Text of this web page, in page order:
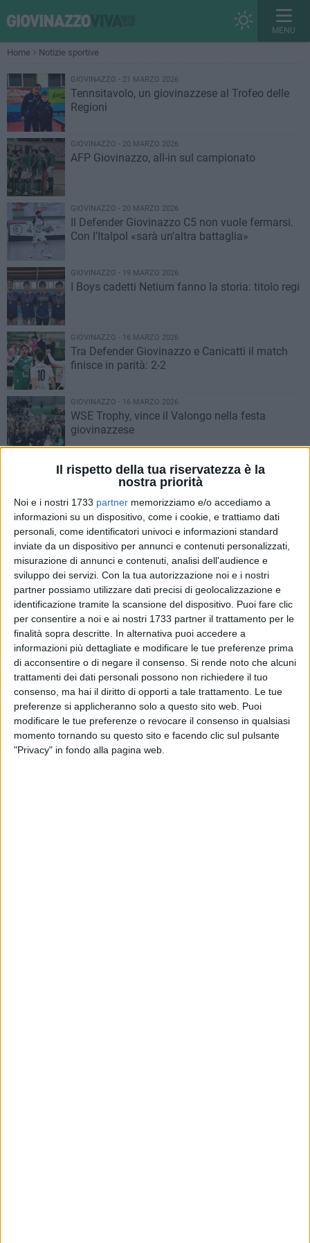
Il rispetto della tua riservatezza è la
nostra priorità
Noi e i nostri 1733 partner memorizziamo e/o accediamo a
informazioni su un dispositivo, come i cookie, e trattiamo dati
personali, come identificatori univoci e informazioni standard
inviate da un dispositivo per annunci e contenuti personalizzati,
misurazione di annunci e contenuti, analisi dell'audience e
sviluppo dei servizi. Con la tua autorizzazione noi e i nostri
partner possiamo utilizzare dati precisi di geolocalizzazione e
identificazione tramite la scansione del dispositivo. Puoi fare clic
per consentire a noi e ai nostri 1733 partner il trattamento per le
finalità sopra descritte. In alternativa puoi accedere a
informazioni più dettagliate e modificare le tue preferenze prima
di acconsentire o di negare il consenso. Si rende noto che alcuni
trattamenti dei dati personali possono non richiedere il tuo
consenso, ma hai il diritto di opporti a tale trattamento. Le tue
preferenze si applicheranno solo a questo sito web. Puoi
modificare le tue preferenze o revocare il consenso in qualsiasi
momento tornando su questo sito e facendo clic sul pulsante
"Privacy" in fondo alla pagina web.
MENU
Home Notizie sportive
GIOVINAZZO - 21 MARZO 2026
Tennsitavolo, un giovinazzese al Trofeo delle
Regioni
GIOVINAZZO - 20 MARZO 2026
AFP Giovinazzo, all-in sul campionato
GIOVINAZZO - 20 MARZO 2026
Il Defender Giovinazzo C5 non vuole fermarsi.
Con l’Italpol «sarà un’altra battaglia»
GIOVINAZZO - 19 MARZO 2026
I Boys cadetti Netium fanno la storia: titolo
GIOVINAZZO - 16 MARZO 2026
Tra Defender Giovinazzo e Canicattì il match
finisce in parità: 2-2
GIOVINAZZO - 16 MARZO 2026
WSE Trophy, vince il Valongo nella festa
giovinazzese
GIOVINAZZO - 15 MARZO 2026
WSE Trophy, il grazie del sindaco all'AFP ed a
GIOVINAZZO - 15 MARZO 2026
AFP Giovinazzo, l'Europa resta un sogno
GIOVINAZZO - 15 MARZO 2026
Piscitelli spinge il Defender Giovinazzo:
«Dobbiamo vincere, vogliamo i play-off»
GIOVINAZZO - 15 MARZO 2026
La Jovis Natio crolla nella ripresa. Avanti di un
gol, perde 5-3
GIOVINAZZO - 14 MARZO 2026
WSE Trophy: ieri la presentazione, oggi le
semifinali